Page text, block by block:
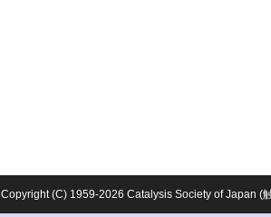
Copyright (C) 1959-2026 Catalysis Society of Japan (